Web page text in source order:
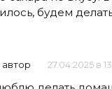
будем
автор 27.04.2025 в